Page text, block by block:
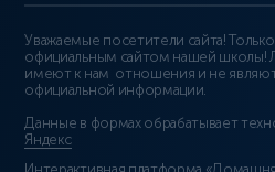
Уважаемые посетители сайта!
официальным сайтом нашей школы!
имеют к нам отношения и не
официальной информации.
Данные в формах обрабатывает
Яндекс